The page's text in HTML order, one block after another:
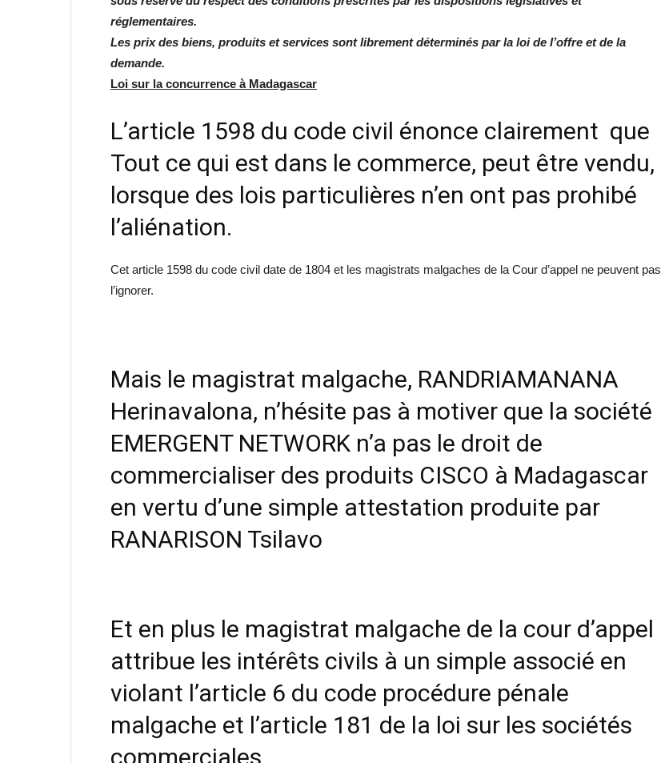
réglementaires.
Les prix des biens, produits et services sont librement déterminés par la loi de l’offre et de la
demande.
Loi sur la concurrence à Madagascar
L’article 1598 du code civil énonce clairement que
Tout ce qui est dans le commerce, peut être vendu,
lorsque des lois particulières n’en ont pas prohibé
l’aliénation.
Cet article 1598 du code civil date de 1804 et les magistrats malgaches de la Cour d’appel ne peuvent pas
l’ignorer.
Mais le magistrat malgache, RANDRIAMANANA
Herinavalona, n’hésite pas à motiver que la société
EMERGENT NETWORK n’a pas le droit de
commercialiser des produits CISCO à Madagascar
en vertu d’une simple attestation produite par
RANARISON Tsilavo
Et en plus le magistrat malgache de la cour d’appel
attribue les intérêts civils à un simple associé en
violant l’article 6 du code procédure pénale
malgache et l’article 181 de la loi sur les sociétés
commerciales